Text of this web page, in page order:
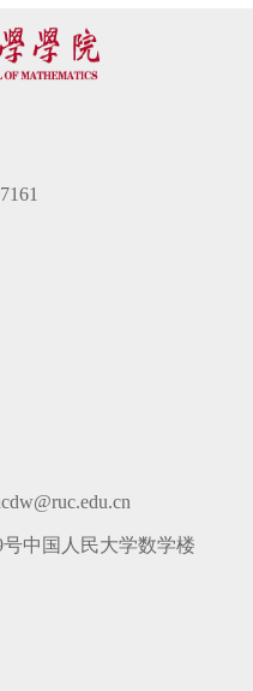
中国人民大学数学楼